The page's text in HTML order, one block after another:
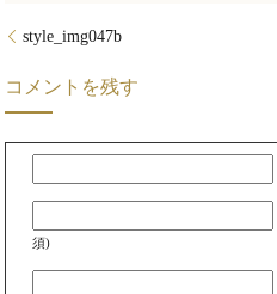
style_img047b
コメントを残す
須)